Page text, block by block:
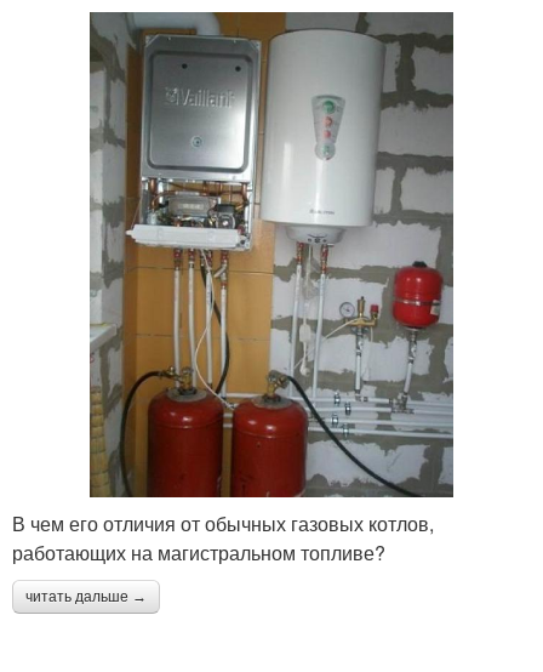
В чем его отличия от обычных газовых котлов,
работающих на магистральном топливе?
читать дальше →